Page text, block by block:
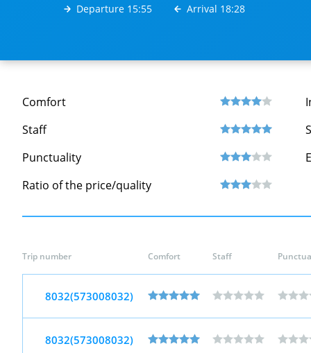
Departure 15:55
Arrival 18:28
Comfort
Staff
Punctuality
Ratio of the price/quality
Trip number Comfort Staff
8032(573008032)
8032(573008032)